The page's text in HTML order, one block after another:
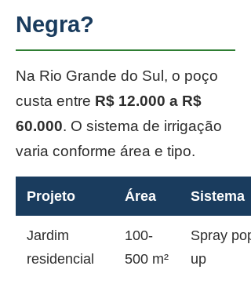
Negra?
Na Rio Grande do Sul, o poço
custa entre R$ 12.000 a R$
60.000. O sistema de irrigação
varia conforme área e tipo.
Projeto Área Sistema
Jardim
residencial
100-
500 m²
Spray pop-
up